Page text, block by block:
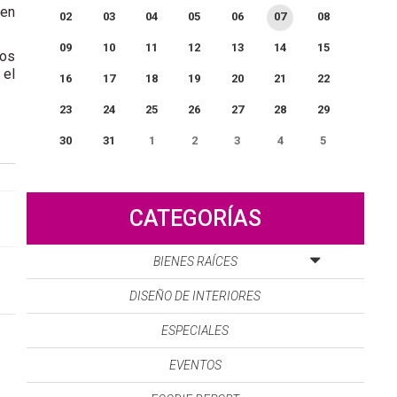
el
02 03 04 05 06 07 08
09 10 11 12 13 14 15
16 17 18 19 20 21 22
23 24 25 26 27 28 29
30 31 1 2 3 4 5
CATEGORÍAS
BIENES RAÍCES
DISEÑO DE INTERIORES
ESPECIALES
EVENTOS